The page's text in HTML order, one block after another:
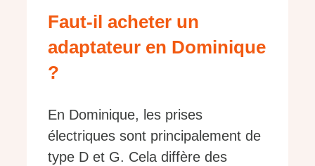
Faut-il acheter un
adaptateur en Dominique
?
En Dominique, les prises
électriques sont principalement de
type D et G. Cela diffère des